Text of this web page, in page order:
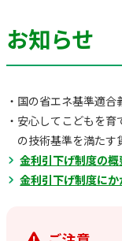
お知らせ
国の省エネ基準適
安心してこどもを
の技術基準を満たす
金利引下げ制度の
金利引下げ制度に